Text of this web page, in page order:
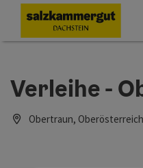
Zum InhaltAccesskey
[0]
Zur NavigationAccesskey
[1]
Zum Seitenanfang
Verleihe -
Obertraun,